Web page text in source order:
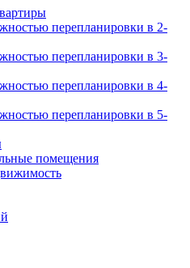
перепланировки в 2-
перепланировки в 3-
перепланировки в 4-
перепланировки в 5-
помещения